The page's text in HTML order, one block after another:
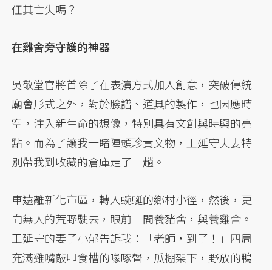
任其亡失嗎？
在雞舍旁守護的神器
吳敬堂官將首除了在表演方式加入創意，突破傳統
廟會形式之外，對於臉譜、道具的製作，也因應時
空，注入新生命的想像，特別具有文創與時興的亮
點。而為了讓我一睹陣頭珍貴文物，王延守夫妻特
別帶我到收藏的倉庫走了一趟。
車遠離新化市區，轉入蜿蜒的鄉村小徑，然後，更
向無人的荒野駛去，眼前一間養豬舍，與養雞舍。
王延守的妻子小郁告訴我：「老師，到了！」四周
充滿雞嘴敲叩食槽的喙啄聲，瓜棚架下，野放的鴨